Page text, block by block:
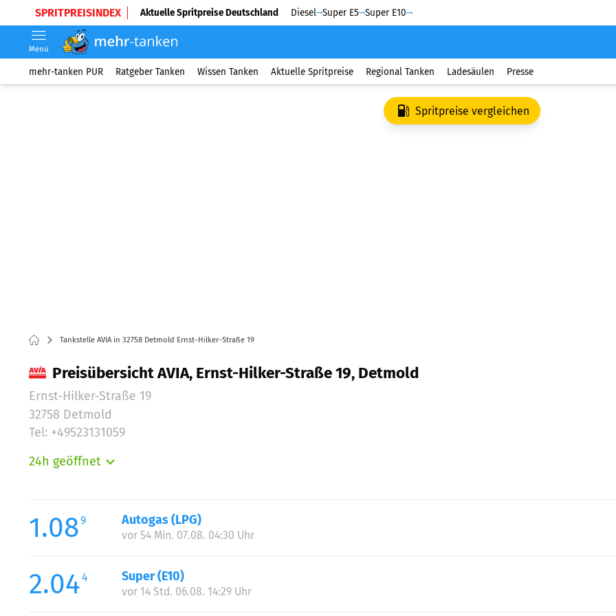
SPRITPREISINDEX Aktuelle Spritpreise Deutschland Diesel Super E5 Super E10
Menü
mehr-tanken PUR Ratgeber Tanken Wissen Tanken Aktuelle Spritpreise Regional Tanken Ladesäulen Presse
Spritpreise vergleichen
Tankstelle AVIA in 32758 Detmold Ernst-Hilker-Straße 19
Preisübersicht AVIA, Ernst-Hilker-Straße 19, Detmold
Ernst-Hilker-Straße 19
32758 Detmold
Tel: +49523131059
24h geöffnet
Mittwoch:
Donnerstag:
Samstag:
Sonntag:
1.089 Autogas (LPG)
vor 54 Min. 07.08. 04:30 Uhr
2.044 Super (E10)
vor 14 Std. 06.08. 14:29 Uhr